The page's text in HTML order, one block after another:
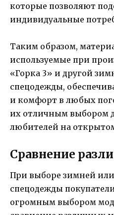
которые позволяют
индивидуальные
Таким образом,
используемые при
«Горка 3» и другой
спецодежды,
и комфорт в любых
их отличным выбором
любителей на
Сравнение
При выборе зимней
спецодежды
огромным выбором